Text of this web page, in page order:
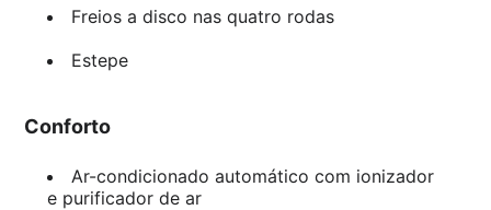
Freios a disco nas quatro rodas
Estepe
Conforto
Ar-condicionado automático com ionizador
e purificador de ar